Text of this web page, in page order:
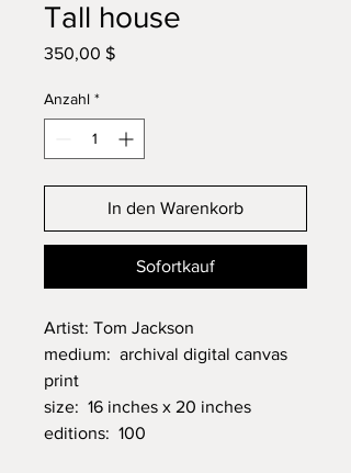
Tall house
350,00 $Preis
Anzahl *
In den Warenkorb
Sofortkauf
Artist: Tom Jackson
medium: archival digital canvas
print
size: 16 inches x 20 inches
editions: 100